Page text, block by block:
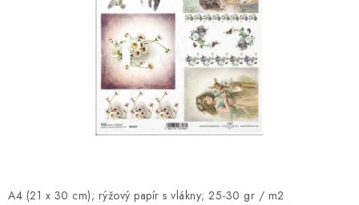
Kontakty Moje objednávka
Oblíbené ♥️
Hodnocení obchodu
Obchodní podmínky
Podmínky ochrany osobních údajů
Ověřování recenzí
A4 (21 x 30 cm); rýžový papír s vlákny; 25-30 gr / m2